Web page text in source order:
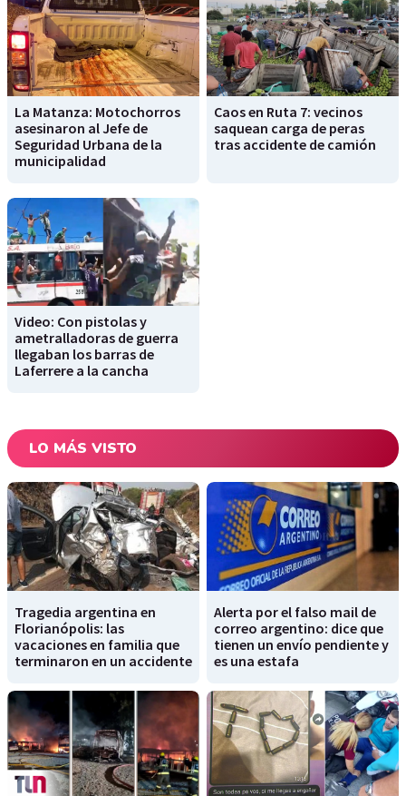
La Matanza: Motochorros
asesinaron al Jefe de
Seguridad Urbana de la
municipalidad
Caos en Ruta 7: vecinos
saquean carga de peras
tras accidente de camión
Video: Con pistolas y
ametralladoras de guerra
llegaban los barras de
Laferrere a la cancha
LO MÁS VISTO
Tragedia argentina en
Florianópolis: las
vacaciones en familia que
terminaron en un accidente
Alerta por el falso mail de
correo argentino: dice que
tienen un envío pendiente y
es una estafa